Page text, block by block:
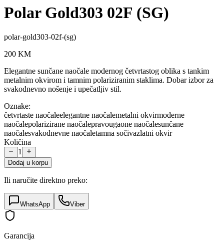
Polar Gold303 02F (SG)
polar-gold303-02f-(sg)
200 KM
Elegantne sunčane naočale modernog četvrtastog oblika s tankim
metalnim okvirom i tamnim polariziranim staklima. Dobar izbor za
svakodnevno nošenje i upečatljiv stil.
Oznake:
četvrtaste naočaleelegantne naočalemetalni okvirmoderne
naočalepolarizirane naočalepravougaone naočalesunčane
naočalesvakodnevne naočaletamna sočivazlatni okvir
Količina
1
Dodaj u korpu
Ili naručite direktno preko:
WhatsApp Viber
Garancija